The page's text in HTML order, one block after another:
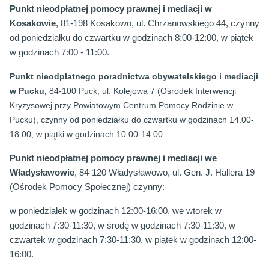
Punkt nieodpłatnej pomocy prawnej i mediacji w
Kosakowie, 81-198 Kosakowo, ul. Chrzanowskiego 44, czynny
od poniedziałku do czwartku w godzinach 8:00-12:00, w piątek
w godzinach 7:00 - 11:00.
Punkt nieodpłatnego poradnictwa obywatelskiego i mediacji
w Pucku, 84-100 Puck, ul. Kolejowa 7 (Ośrodek Interwencji
Kryzysowej przy Powiatowym Centrum Pomocy Rodzinie w
Pucku), czynny od poniedziałku do czwartku w godzinach 14.00-
18.00, w piątki w godzinach 10.00-14.00.
Punkt nieodpłatnej pomocy prawnej i mediacji we
Władysławowie, 84-120 Władysławowo, ul. Gen. J. Hallera 19
(Ośrodek Pomocy Społecznej) czynny:
w poniedziałek w godzinach 12:00-16:00, we wtorek w
godzinach 7:30-11:30, w środę w godzinach 7:30-11:30, w
czwartek w godzinach 7:30-11:30, w piątek w godzinach 12:00-
16:00.